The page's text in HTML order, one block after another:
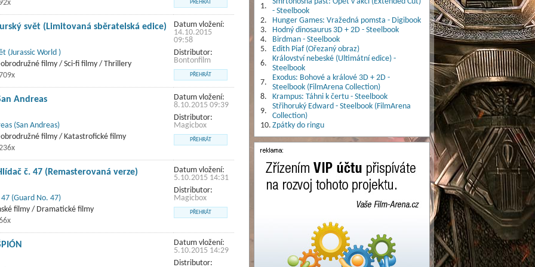
PŘEHRÁT
svět (Limitovaná sběratelská edice)
(Jurassic World )
filmy / Sci-fi filmy / Thrillery
Datum vložení:
14.10.2015
09:58
Distributor:
Bontonfilm
PŘEHRÁT
Andreas
(San Andreas)
filmy / Katastrofické filmy
Datum vložení:
8.10.2015 09:39
Distributor:
Magicbox
PŘEHRÁT
č. 47 (Remasterovaná verze)
(Guard No. 47)
filmy / Dramatické filmy
Datum vložení:
5.10.2015 14:31
Distributor:
Magicbox
PŘEHRÁT
Datum vložení:
5.10.2015 14:29
Distributor:
1.
- Steelbook
2.
Hunger Games: Vražedná pomsta - Digibook
3.
Hodný dinosaurus 3D + 2D - Steelbook
4.
Birdman - Steelbook
5.
Edith Piaf (Ořezaný obraz)
6.
Království nebeské (Ultimátní edice) -
Steelbook
7.
Exodus: Bohové a králové 3D + 2D -
Steelbook (FilmArena Collection)
8.
Krampus: Táhni k čertu - Steelbook
9.
Střihoruký Edward - Steelbook (FilmArena
Collection)
10. Zpátky do ringu